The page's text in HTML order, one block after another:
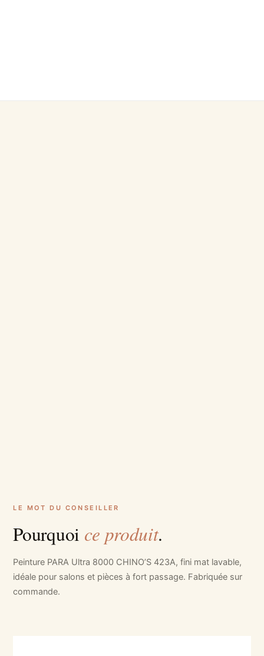
LE MOT DU CONSEILLER
Pourquoi ce produit.
Peinture PARA Ultra 8000 CHINO’S 423A, fini mat lavable,
idéale pour salons et pièces à fort passage. Fabriquée sur
commande.